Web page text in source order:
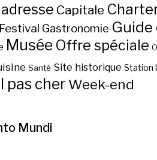
Capitale
Festival Gastronomie Guide
Musée Offre spéciale
Santé Site historique Station
pas cher Week-end
Mundi